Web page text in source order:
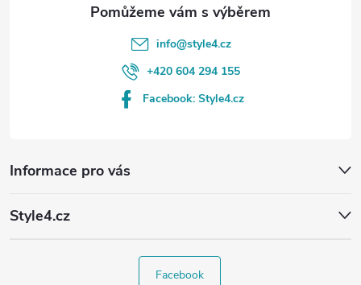
Informace pro vás
Style4.cz
info@style4.cz
+420 604 294 155
Facebook: Style4.cz
Facebook